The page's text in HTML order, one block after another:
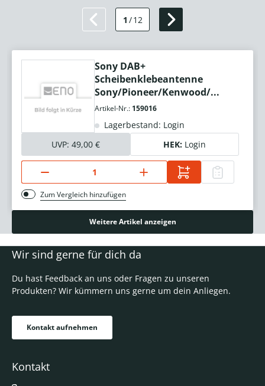
1 /12
Sony DAB+
Scheibenklebeantenne
Sony/Pioneer/Kenwood/...
Artikel-Nr.: 159016
Lagerbestand: Login
UVP: 49,00 € HEK: Login
Zum Vergleich hinzufügen
Weitere Artikel anzeigen
Wir sind gerne für dich da
Du hast Feedback an uns oder Fragen zu unseren
Produkten? Wir kümmern uns gerne um dein Anliegen.
Kontakt aufnehmen
Kontakt